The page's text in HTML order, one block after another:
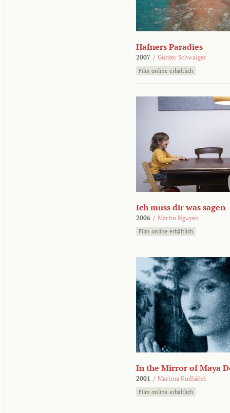
Hafners Paradies
2007 / Günter Schwaiger
Film online erhältlich
Ich muss dir was sagen
2006 / Martin Nguyen
Film online erhältlich
In the Mirror of Maya
2001 / Martina Kudláček
Film online erhältlich